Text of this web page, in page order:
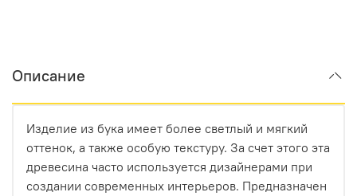
Описание
Изделие из бука имеет более светлый и мягкий
оттенок, а также особую текстуру. За счет этого эта
древесина часто используется дизайнерами при
создании современных интерьеров. Предназначен